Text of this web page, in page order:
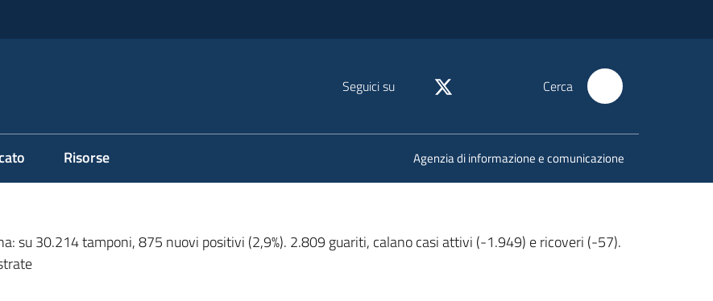
Seguici su Cerca
Risorse Agenzia di informazione e comunicazione
su 30.214 tamponi, 875 nuovi positivi (2,9%). 2.809 guariti, calano casi attivi (-1.949) e ricoveri (-57).